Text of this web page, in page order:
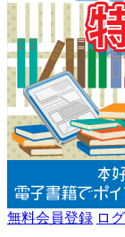
無料会員登録 ロ